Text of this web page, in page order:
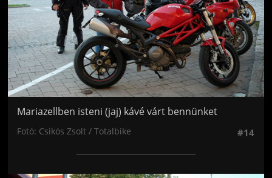
Mariazellben isteni (jaj) kávé várt bennünket
Fotó: Csikós Zsolt / Totalbike #14